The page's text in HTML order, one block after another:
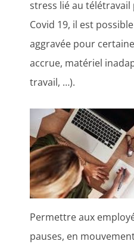
stress lié au
Covid 19, il est
aggravée pour
accrue, matériel
travail, …).
Permettre aux
pauses, en